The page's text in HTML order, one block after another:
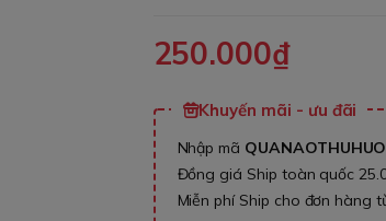
250.000₫
Khuyến mãi - ưu đãi
Nhập mã
Đồng giá Ship toàn quốc
Miễn phí Ship cho đơn hàng